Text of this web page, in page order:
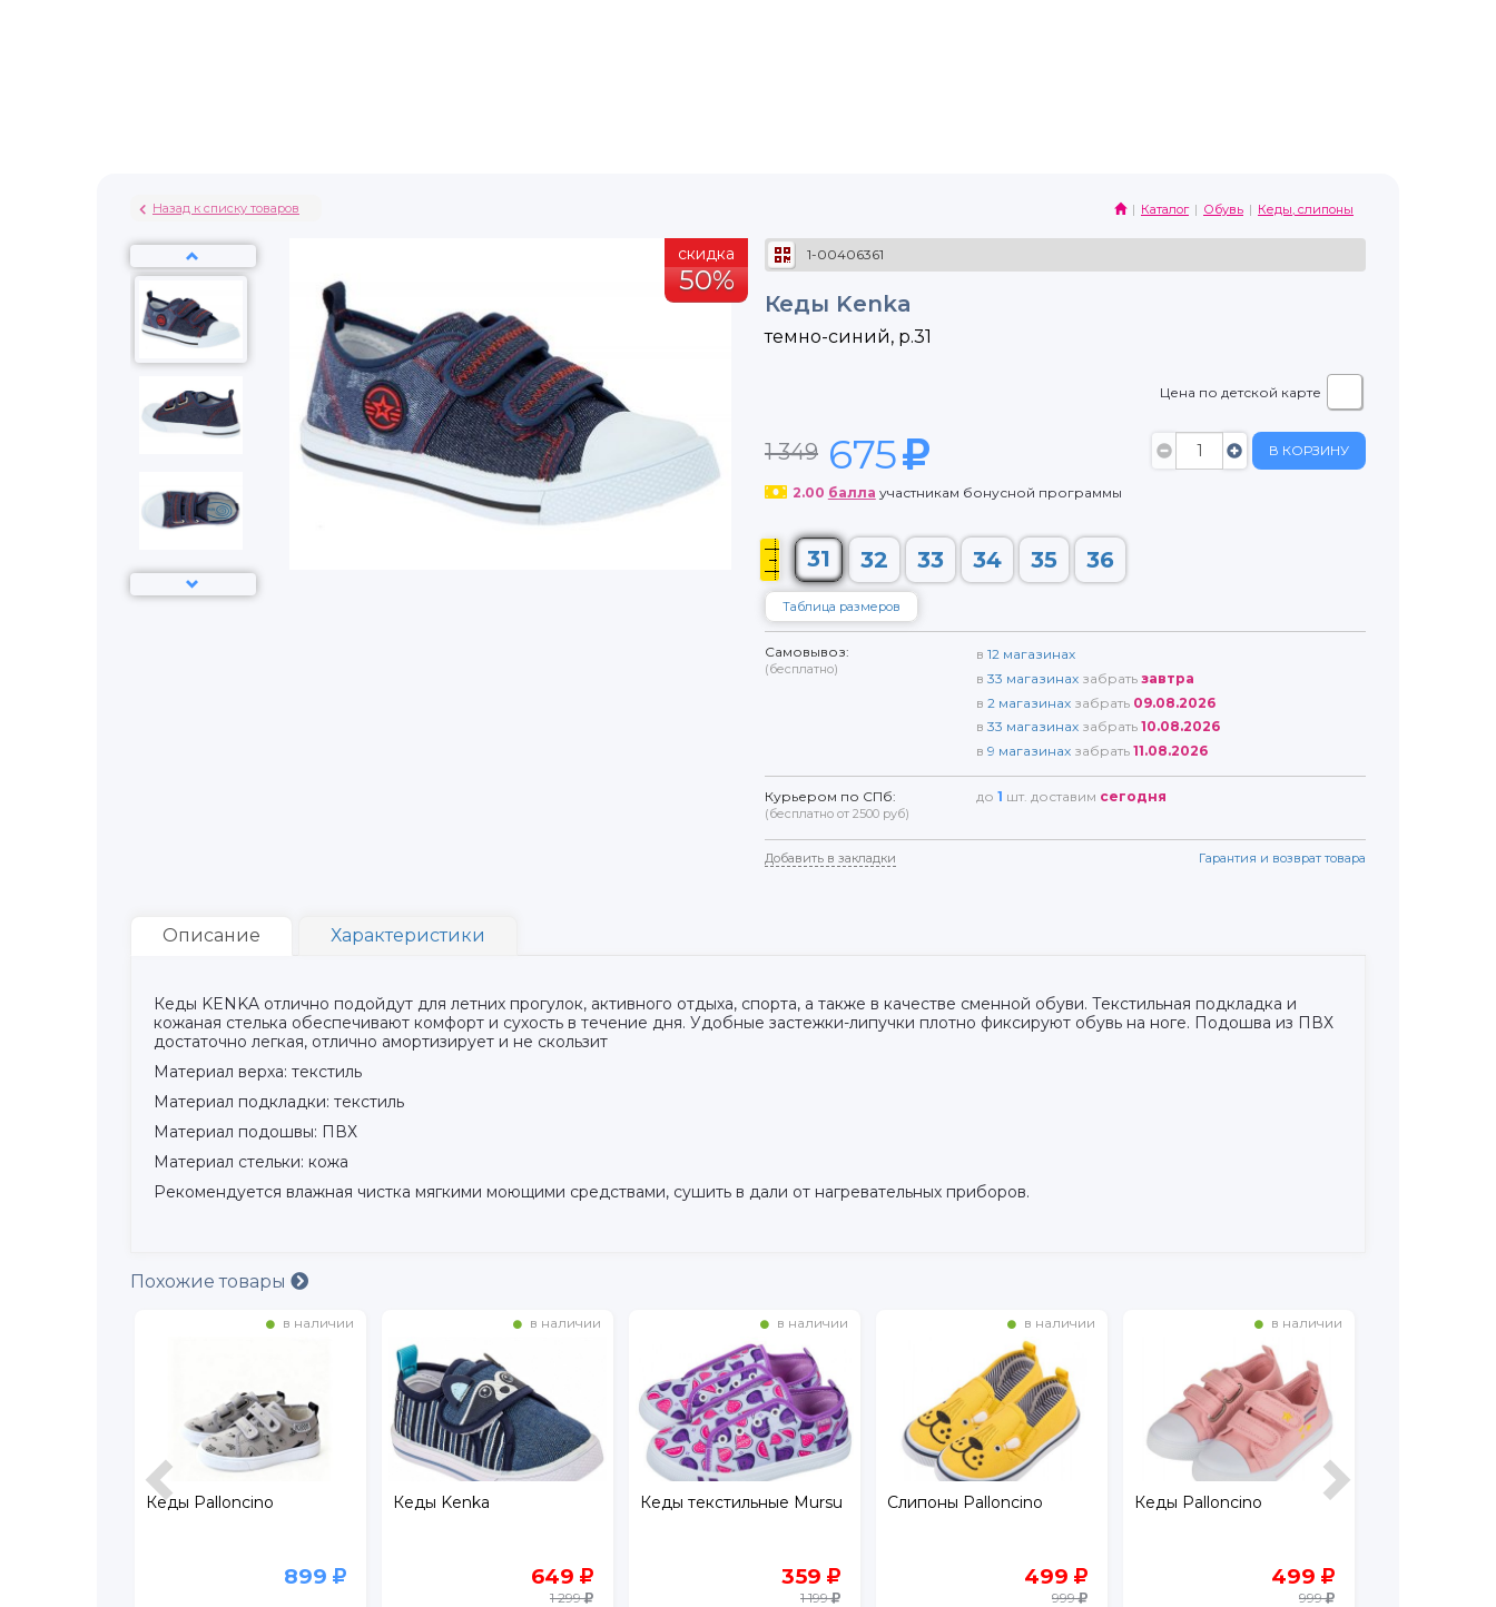
Назад к списку товаров Каталог Обувь Кеды, слипоны
скидка
50%
1-00406361
Кеды Kenka
темно-синий, р.31
Цена по детской карте
1 349 675 В КОРЗИНУ
2.00 балла участникам бонусной программы
31 32 33 34 35 36
Таблица размеров
Самовывоз:
(бесплатно)
в 12 магазинах
в 33 магазинах забрать завтра
в 2 магазинах забрать 09.08.2026
в 33 магазинах забрать 10.08.2026
в 9 магазинах забрать 11.08.2026
Курьером по СПб:
(бесплатно от 2500 руб)
до 1 шт. доставим сегодня
Добавить в закладки Гарантия и возврат товара
Описание Характеристики
Кеды KENKA отлично подойдут для летних прогулок, активного отдыха, спорта, а также в качестве сменной обуви. Текстильная подкладка и
кожаная стелька обеспечивают комфорт и сухость в течение дня. Удобные застежки-липучки плотно фиксируют обувь на ноге. Подошва из ПВХ
достаточно легкая, отлично амортизирует и не скользит
Материал верха: текстиль
Материал подкладки: текстиль
Материал подошвы: ПВХ
Материал стельки: кожа
Рекомендуется влажная чистка мягкими моющими средствами, сушить в дали от нагревательных приборов.
Похожие товары
в наличии
Кеды Palloncino
899
в наличии
Кеды Kenka
649
1 299
в наличии
Кеды текстильные Mursu
359
1 199
в наличии
Слипоны Palloncino
499
999
в наличии
Кеды Palloncino
499
999